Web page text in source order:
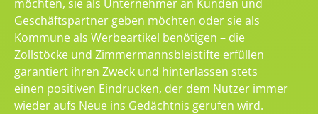
möchten, sie als Unternehmer an Kunden und
Geschäftspartner geben möchten oder sie als
Kommune als Werbeartikel benötigen – die
Zollstöcke und Zimmermannsbleistifte erfüllen
garantiert ihren Zweck und hinterlassen stets
einen positiven Eindrucken, der dem Nutzer immer
wieder aufs Neue ins Gedächtnis gerufen wird.